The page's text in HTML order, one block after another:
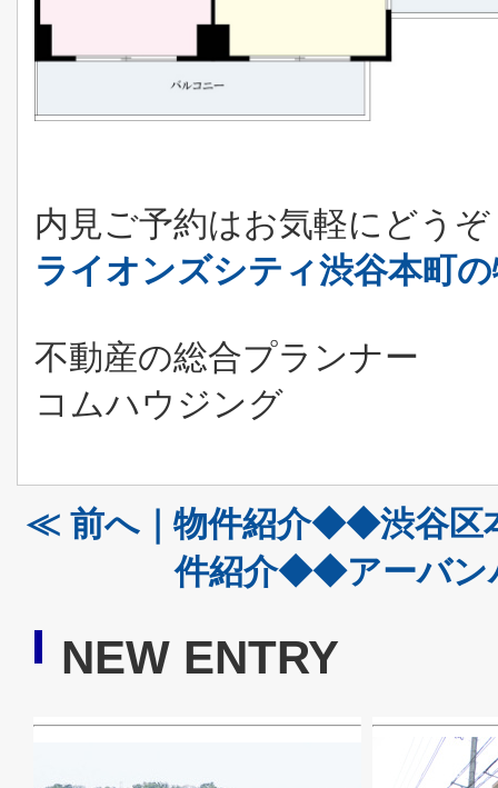
内見ご予約はお気軽にどうぞ
ライオンズシティ渋谷本町
不動産の総合プランナー
コムハウジング
≪ 前へ｜物件紹介◆◆渋谷区
件紹介◆◆アーバ
NEW ENTRY